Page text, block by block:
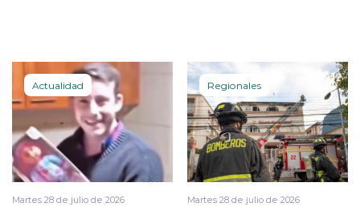
Actualidad
Martes 28 de julio de 2026
Regionales
Martes 28 de julio de 2026